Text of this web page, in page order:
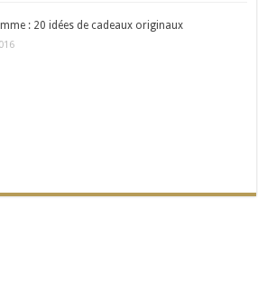
: 20 idées de cadeaux originaux